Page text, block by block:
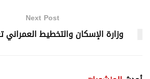
Next Post
وزارة الإسكان والتخطيط العمراني